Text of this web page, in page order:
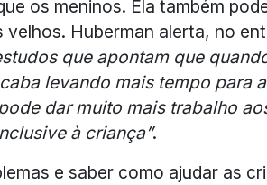
os meninos. Ela também
velhos. Huberman alerta, no
que apontam que
levando mais tempo para
dar muito mais trabalho
à criança”.
e saber como ajudar as